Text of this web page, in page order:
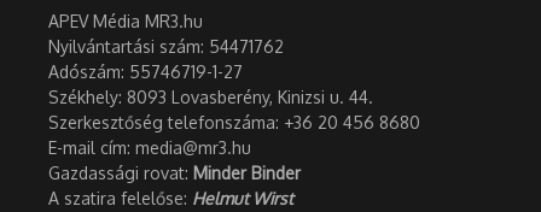
APEV Média MR3.hu
Nyilvántartási szám: 54471762
Adószám: 55746719-1-27
Székhely: 8093 Lovasberény, Kinizsi u. 44.
Szerkesztőség telefonszáma: +36 20 456 8680
E-mail cím: media@mr3.hu
Gazdassági rovat: Minder Binder
A szatira felelőse: Helmut Wirst